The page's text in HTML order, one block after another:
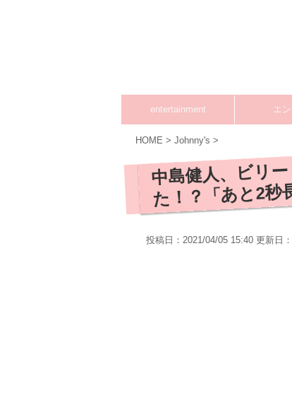
entertainment エ
HOME > Johnny's >
中島健人、ビリ
た！？「あと2
投稿日：2021/04/05 15:40 更新日：